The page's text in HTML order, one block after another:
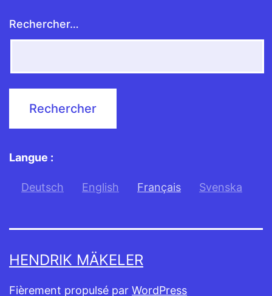
Rechercher…
Langue :
Deutsch English Français Svenska
HENDRIK MÄKELER
Fièrement propulsé par WordPress